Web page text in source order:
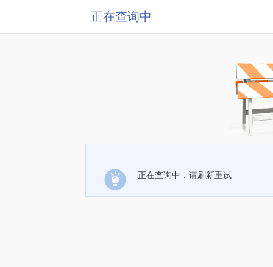
正在查询中
正在查询中，请刷新重试